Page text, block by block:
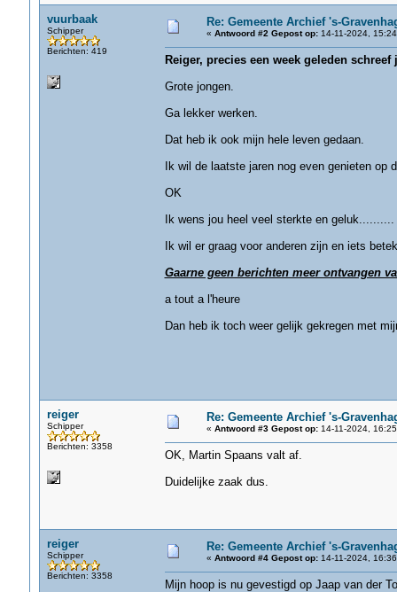
vuurbaak
Schipper
Berichten: 419
Re: Gemeente Archief 's-
« Antwoord #2 Gepost op:14-11-2024,
Reiger, precies een week geleden schreef
Grote jongen.
Ga lekker werken.
Dat heb ik ook mijn hele leven gedaan.
Ik wil de laatste jaren nog even genieten op
OK
Ik wens jou heel veel sterkte en
Ik wil er graag voor anderen zijn en iets
Gaarne geen berichten meer ontvangen
a tout a l'heure
Dan heb ik toch weer gelijk gekregen met
reiger
Schipper
Berichten: 3358
Re: Gemeente Archief 's-
« Antwoord #3 Gepost op:14-11-2024,
OK, Martin Spaans valt af.
Duidelijke zaak dus.
reiger
Schipper
Berichten: 3358
Re: Gemeente Archief 's-
« Antwoord #4 Gepost op:14-11-2024,
Mijn hoop is nu gevestigd op Jaap van der